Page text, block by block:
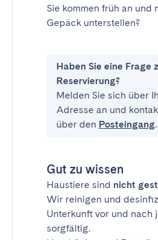
Sie kommen früh an und
Gepäck unterstellen?
Haben Sie eine Frage
Reservierung?
Melden Sie sich über
Adresse an und
über den Posteingang.
Gut zu wissen
Haustiere sind nicht
Wir reinigen und
Unterkunft vor und nach
sorgfältig.